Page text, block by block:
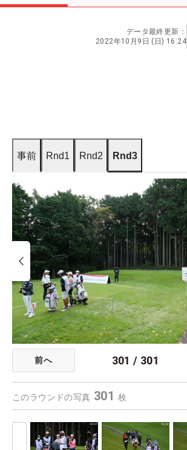
データ最終更新：
2022年10月9日 (日) 16:24
事前 Rnd1 Rnd2 Rnd3
前へ 301 / 301
このラウンドの写真 301 枚